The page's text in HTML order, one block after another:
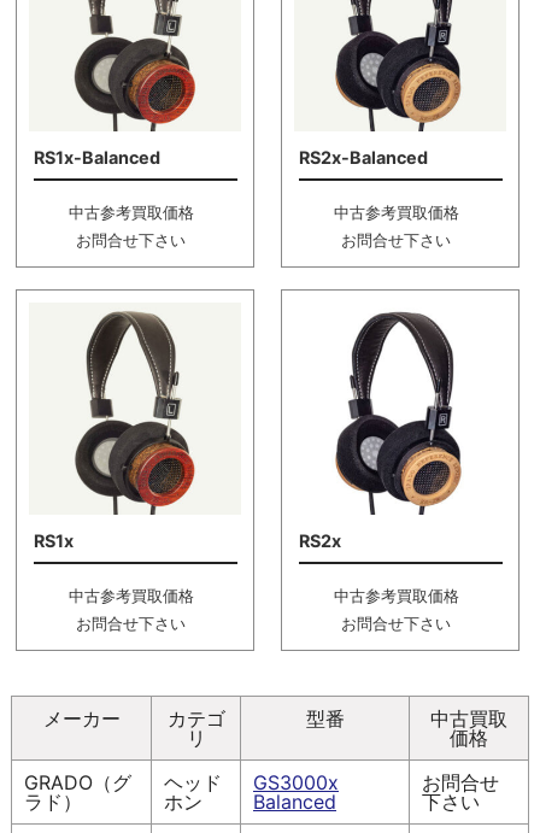
RS1x-Balanced
中古参考買取価格
お問合せ下さい
RS2x-Balanced
中古参考買取価格
お問合せ下さい
RS1x
中古参考買取価格
お問合せ下さい
RS2x
中古参考買取価格
お問合せ下さい
メーカー
カテゴ
リ
型番
中古買取
価格
GRADO（グ
ラド）
ヘッド
ホン
GS3000x
Balanced
お問合せ
下さい